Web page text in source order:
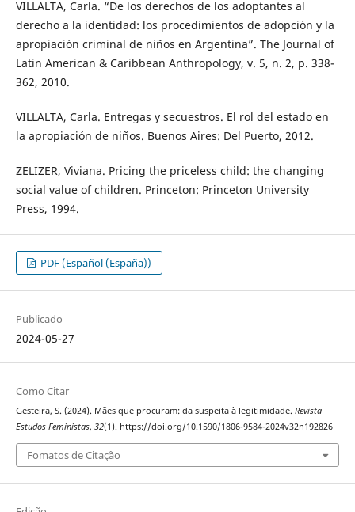
VILLALTA, Carla. “De los derechos de los adoptantes al
derecho a la identidad: los procedimientos de adopción y la
apropiación criminal de niños en Argentina”. The Journal of
Latin American & Caribbean Anthropology, v. 5, n. 2, p. 338-
362, 2010.
VILLALTA, Carla. Entregas y secuestros. El rol del estado en
la apropiación de niños. Buenos Aires: Del Puerto, 2012.
ZELIZER, Viviana. Pricing the priceless child: the changing
social value of children. Princeton: Princeton University
Press, 1994.
PDF (Español (España))
Publicado
2024-05-27
Como Citar
Gesteira, S. (2024). Mães que procuram: da suspeita à legitimidade. Revista
Estudos Feministas, 32(1). https://doi.org/10.1590/1806-9584-2024v32n192826
Fomatos de Citação